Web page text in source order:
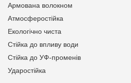
Армована волокном
Атмосферостійка
Екологічно чиста
Стійка до впливу води
Стійка до УФ-променів
Ударостійка